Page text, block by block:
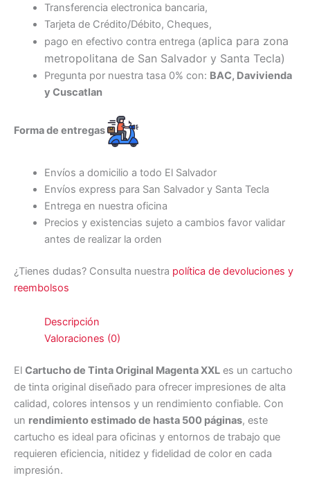
Transferencia electronica bancaria,
Tarjeta de Crédito/Débito, Cheques,
pago en efectivo contra entrega (aplica para zona
metropolitana de San Salvador y Santa Tecla)
Pregunta por nuestra tasa 0% con: BAC, Davivienda
y Cuscatlan
Forma de entregas
Envíos a domicilio a todo El Salvador
Envíos express para San Salvador y Santa Tecla
Entrega en nuestra oficina
Precios y existencias sujeto a cambios favor validar
antes de realizar la orden
¿Tienes dudas? Consulta nuestra política de devoluciones y
reembolsos
Descripción
Valoraciones (0)
El Cartucho de Tinta Original Magenta XXL es un cartucho
de tinta original diseñado para ofrecer impresiones de alta
calidad, colores intensos y un rendimiento confiable. Con
un rendimiento estimado de hasta 500 páginas, este
cartucho es ideal para oficinas y entornos de trabajo que
requieren eficiencia, nitidez y fidelidad de color en cada
impresión.